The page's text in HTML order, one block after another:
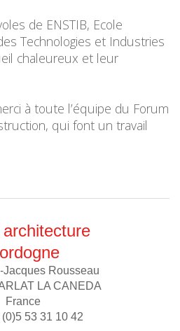
de ENSTIB, Ecole
Technologies et Industries
chaleureux et leur
à toute l’équipe du Forum
qui font un travail
Jacques Rousseau
LA CANEDA
France
53 31 10 42